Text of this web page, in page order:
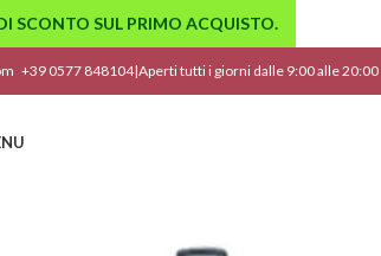
+39 0577 848104|Aperti tutti i giorni dalle 9:00 alle 20:00
SCONTO SUL PRIMO ACQUISTO.